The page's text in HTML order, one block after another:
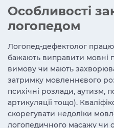
Особливості
логопедом
Логопед-дефектолог
бажають виправити мовні
вимову чи мають
затримку мовленнєвого
психічні розлади, аутизм,
артикуляції тощо).
скорегувати недоліки
логопедичного масажу чи